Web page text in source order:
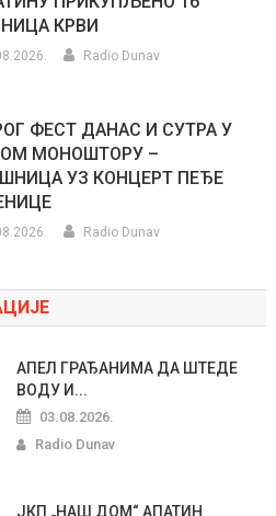
КРВИ
Radio Dunav
ФЕСТ ДАНАС И СУТРА У
МОНОШТОРУ –
УЗ КОНЦЕРТ ПЕЂЕ
Radio Dunav
АПЕЛ ГРАЂАНИМА ДА ШТЕДЕ
ВОДУ И...
03.08.2026.
Radio Dunav
ЈКП „НАШ ДОМ“ АПАТИН